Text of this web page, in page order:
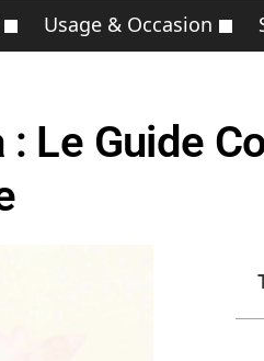
Usage & Occasion
: Le Guide